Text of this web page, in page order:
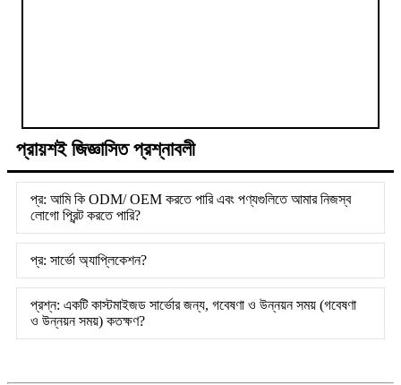
প্রায়শই জিজ্ঞাসিত প্রশ্নাবলী
প্র: আমি কি ODM/ OEM করতে পারি এবং পণ্যগুলিতে আমার নিজস্ব
লোগো প্রিন্ট করতে পারি?
প্র: সার্ভো অ্যাপ্লিকেশন?
প্রশ্ন: একটি কাস্টমাইজড সার্ভোর জন্য, গবেষণা ও উন্নয়ন সময় (গবেষণা
ও উন্নয়ন সময়) কতক্ষণ?